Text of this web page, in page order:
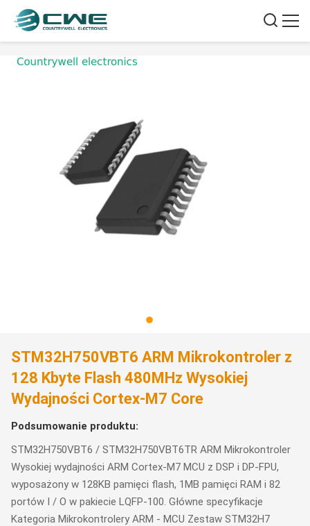
STM32H750VBT6 ARM Mikrokontroler z
128 Kbyte Flash 480MHz Wysokiej
Wydajności Cortex-M7 Core
Podsumowanie produktu:
STM32H750VBT6 / STM32H750VBT6TR ARM Mikrokontroler
Wysokiej wydajności ARM Cortex-M7 MCU z DSP i DP-FPU,
wyposażony w 128KB pamięci flash, 1MB pamięci RAM i 82
portów I / O w pakiecie LQFP-100. Główne specyfikacje
Kategoria Mikrokontrolery ARM - MCU Zestaw STM32H7